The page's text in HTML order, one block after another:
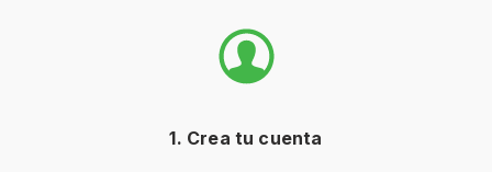
1. Crea tu cuenta